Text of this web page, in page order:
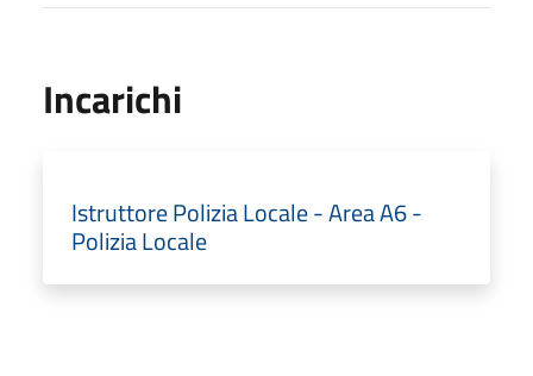
Incarichi
Istruttore Polizia Locale - Area A6 -
Polizia Locale